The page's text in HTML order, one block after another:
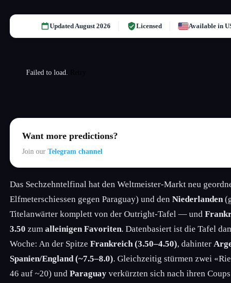
Updated August 2026 Licensed Available in
Failed to load.
Want more predictions?
Join our Telegram channel
Das Sechzehntelfinal hat den Weltmeister-Markt neu
Elfmeterschiessen gegen Paraguay) und den Niederlanden
Titelanwärter komplett von der Outright-Tafel — und
3.50 zum alleinigen Favoriten. Datenbasiert ist die Tafel
Woche: An der Spitze Frankreich (3.50–4.50), dahinter
Spanien/England (~7.5–8.0). Gleichzeitig stürmen zwei
46 auf ~20) und Paraguay verkürzten sich nach ihren